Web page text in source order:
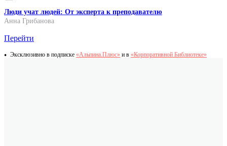
Люди учат людей: От эксперта к преподавателю
Анна Грибанова
Перейти
Эксклюзивно в подписке «Альпина.Плюс» и в «Корпоративной Библиотеке»